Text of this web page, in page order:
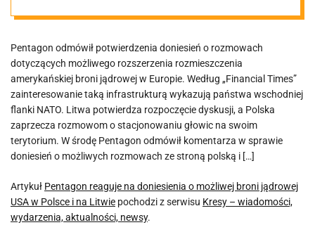
jądrowej USA w
Polsce i na
Litwie
Pentagon odmówił potwierdzenia doniesień o rozmowach
dotyczących możliwego rozszerzenia rozmieszczenia
amerykańskiej broni jądrowej w Europie. Według „Financial Times”
zainteresowanie taką infrastrukturą wykazują państwa wschodniej
flanki NATO. Litwa potwierdza rozpoczęcie dyskusji, a Polska
zaprzecza rozmowom o stacjonowaniu głowic na swoim
terytorium. W środę Pentagon odmówił komentarza w sprawie
doniesień o możliwych rozmowach ze stroną polską i […]
Artykuł Pentagon reaguje na doniesienia o możliwej broni jądrowej
USA w Polsce i na Litwie pochodzi z serwisu Kresy – wiadomości,
wydarzenia, aktualności, newsy.